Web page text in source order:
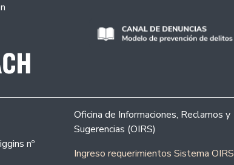
nº
Oficina de Informaciones, Reclamos y
Sugerencias (OIRS)
Ingreso requerimientos Sistema OIRS